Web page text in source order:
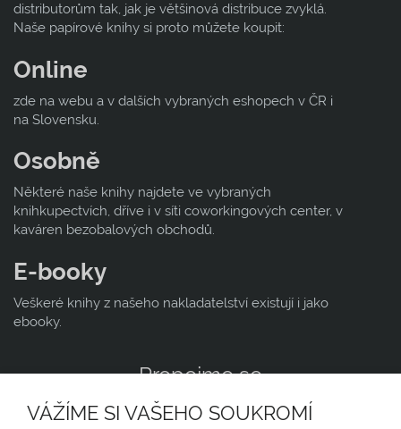
distributorům tak, jak je většinová distribuce zvyklá.
Naše papírové knihy si proto můžete koupit:
Online
zde na webu a v dalších vybraných eshopech v ČR i
na Slovensku.
Osobně
Některé naše knihy najdete ve vybraných
knihkupectvích, dříve i v síti coworkingových center, v
kaváren bezobalových obchodů.
E-booky
Veškeré knihy z našeho nakladatelství existují i jako
ebooky.
Propojme se
N
VÁŽÍME SI VAŠEHO SOUKROMÍ